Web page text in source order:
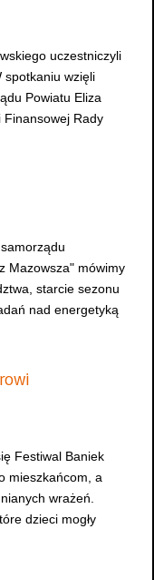
uczestniczyli
spotkaniu wzięli
Powiatu Eliza
Finansowej Rady
Mazowsza" mówimy
starcie sezonu
nad energetyką
Festiwal Baniek
mieszkańcom, a
wrażeń.
dzieci mogły